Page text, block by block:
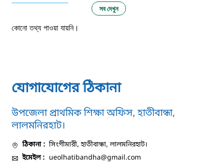
১০৬
১০২
১৬১২২
স্মার্ট ভূমি সেবা
সব দেখুন
কোনো তথ্য পাওয়া যায়নি।
যোগাযোগের ঠিকানা
উপজেলা প্রাথমিক শিক্ষা অফিস, হাতীবান্ধা,
লালমনিরহাট।
ঠিকানা : সিংগীমারী, হাতীবান্ধা, লালমনিরহাট।
ইমেইল : ueolhatibandha@gmail.com